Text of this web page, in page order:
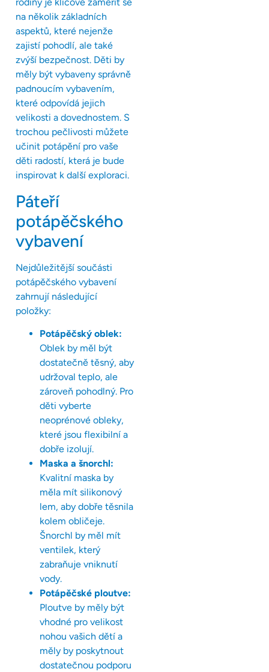
rodiny je klíčové zaměřit se
na několik základních
aspektů, které nejenže
zajistí pohodlí, ale také
zvýší bezpečnost. Děti by
měly být vybaveny správně
padnoucím vybavením,
které odpovídá jejich
velikosti a dovednostem. S
trochou pečlivosti můžete
učinit potápění pro vaše
děti radostí, která je bude
inspirovat k další exploraci.
Páteří
potápěčského
vybavení
Nejdůležitější součásti
potápěčského vybavení
zahrnují následující
položky:
Potápěčský oblek:
Oblek by měl být
dostatečně těsný, aby
udržoval teplo, ale
zároveň pohodlný. Pro
děti vyberte
neoprénové obleky,
které jsou flexibilní a
dobře izolují.
Maska a šnorchl:
Kvalitní maska by
měla mít silikonový
lem, aby dobře těsnila
kolem obličeje.
Šnorchl by měl mít
ventilek, který
zabraňuje vniknutí
vody.
Potápěčské ploutve:
Ploutve by měly být
vhodné pro velikost
nohou vašich dětí a
měly by poskytnout
dostatečnou podporu